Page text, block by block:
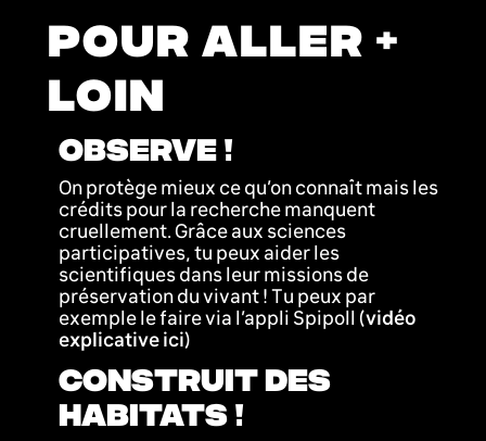
POUR ALLER +
LOIN
OBSERVE !
On protège mieux ce qu’on connaît mais les
crédits pour la recherche manquent
cruellement. Grâce aux sciences
participatives, tu peux aider les
scientifiques dans leur missions de
préservation du vivant ! Tu peux par
exemple le faire via l’appli Spipoll (vidéo
explicative ici)
CONSTRUIT DES
HABITATS !